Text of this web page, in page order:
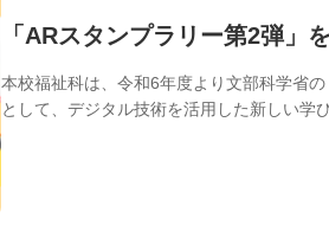
「ARスタンプラリー第2弾」
本校福祉科は、令和6年度より文部科学省
として、デジタル技術を活用した新しい学